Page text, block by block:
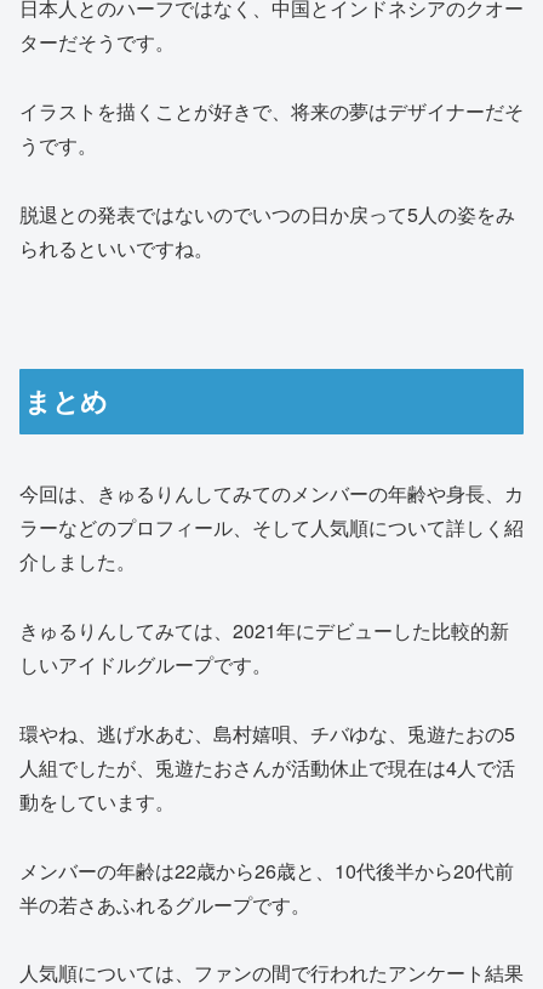
日本人とのハーフではなく、中国とインドネシアのクオー
ターだそうです。
イラストを描くことが好きで、将来の夢はデザイナーだそ
うです。
脱退との発表ではないのでいつの日か戻って5人の姿をみ
られるといいですね。
まとめ
今回は、きゅるりんしてみてのメンバーの年齢や身長、カ
ラーなどのプロフィール、そして人気順について詳しく紹
介しました。
きゅるりんしてみては、2021年にデビューした比較的新
しいアイドルグループです。
環やね、逃げ水あむ、島村嬉唄、チバゆな、兎遊たおの5
人組でしたが、兎遊たおさんが活動休止で現在は4人で活
動をしています。
メンバーの年齢は22歳から26歳と、10代後半から20代前
半の若さあふれるグループです。
人気順については、ファンの間で行われたアンケート結果